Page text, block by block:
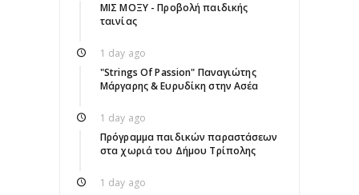
ΜΙΣ ΜΟΞΥ - Προβολή παιδικής
ταινίας
1 day ago
"Strings Of Passion" Παναγιώτης
Μάργαρης & Ευρυδίκη στην Ασέα
1 day ago
Πρόγραμμα παιδικών παραστάσεων
στα χωριά του Δήμου Τρίπολης
1 day ago